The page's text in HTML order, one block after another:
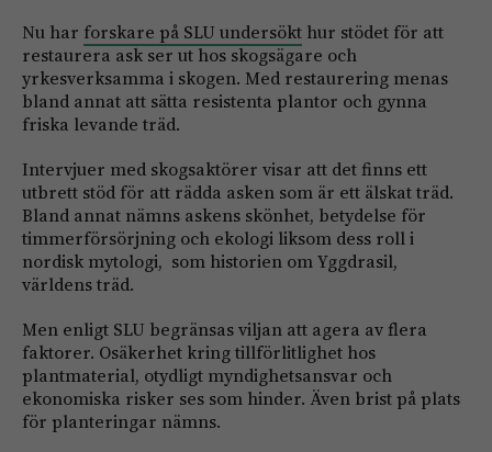
Nu har forskare på SLU undersökt hur stödet för att
restaurera ask ser ut hos skogsägare och
yrkesverksamma i skogen. Med restaurering menas
bland annat att sätta resistenta plantor och gynna
friska levande träd.
Intervjuer med skogsaktörer visar att det finns ett
utbrett stöd för att rädda asken som är ett älskat träd.
Bland annat nämns askens skönhet, betydelse för
timmerförsörjning och ekologi liksom dess roll i
nordisk mytologi, som historien om Yggdrasil,
världens träd.
Men enligt SLU begränsas viljan att agera av flera
faktorer. Osäkerhet kring tillförlitlighet hos
plantmaterial, otydligt myndighetsansvar och
ekonomiska risker ses som hinder. Även brist på plats
för planteringar nämns.